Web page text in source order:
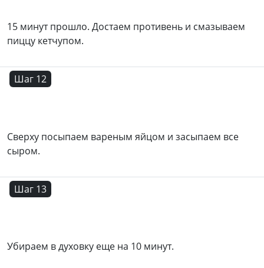
15 минут прошло. Достаем противень и смазываем
пиццу кетчупом.
Шаг 12
Сверху посыпаем вареным яйцом и засыпаем все
сыром.
Шаг 13
Убираем в духовку еще на 10 минут.